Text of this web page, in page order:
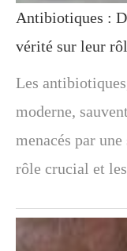
Antibiotiques :
vérité sur leur
Les
moderne,
menacés par
rôle crucial et